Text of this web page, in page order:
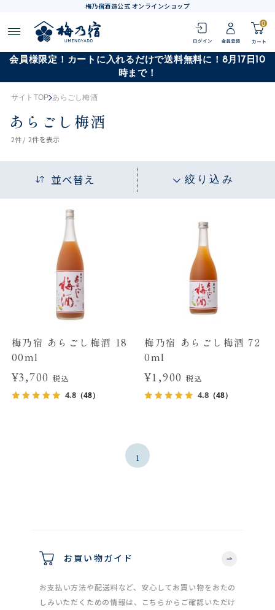
梅乃宿酒造公式 オンラインショップ
0
会員様限定！カートに入れるだけで送料無料に！8月17日10
時まで！
サイトTOP あらごし梅酒
あらごし梅酒
2件 / 2件を表示
並べ替え 絞り込み
梅乃宿 あらごし梅酒 18
00ml
¥3,700税込
4.8（48）
梅乃宿 あらごし梅酒 72
0ml
¥1,900 税込
4.8 （48）
1
お買い物ガイド
お支払い方法や配送料など、安心してお買い物をおたの
しみいただくための情報は、こちらからご確認いただけ